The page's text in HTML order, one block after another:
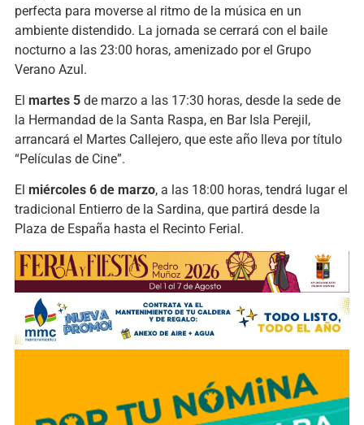
perfecta para moverse al ritmo de la música en un
ambiente distendido. La jornada se cerrará con el baile
nocturno a las 23:00 horas, amenizado por el Grupo
Verano Azul.
El martes 5de marzo a las 17:30 horas, desde la sede de
la Hermandad de la Santa Raspa, en Bar Isla Perejil,
arrancará el Martes Callejero, que este año lleva por título
“Películas de Cine”.
El miércoles 6 de marzo, a las 18:00 horas, tendrá lugar el
tradicional Entierro de la Sardina, que partirá desde la
Plaza de España hasta el Recinto Ferial.